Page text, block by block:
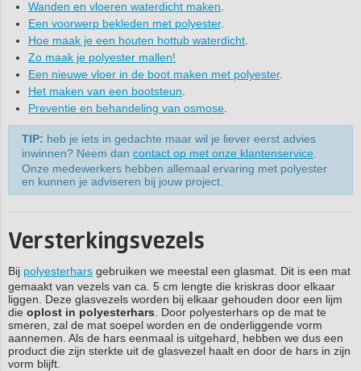
Wanden en vloeren waterdicht maken
Een voorwerp bekleden met polyester.
Hoe maak je een houten hottub waterdicht
Zo maak je polyester mallen!
Een nieuwe vloer in de boot maken met polyester.
Het maken van een bootsteun
Preventie en behandeling van osmose
TIP: heb je iets in gedachte maar wil je liever eerst advies
inwinnen? Neem dan contact op met onze klantenservice
Onze medewerkers hebben allemaal ervaring met polyester
en kunnen je adviseren bij jouw project.
Versterkingsvezels
Bij polyesterhars gebruiken we meestal een glasmat. Dit is een mat
gemaakt van vezels van ca. 5 cm lengte die kriskras door elkaar
liggen. Deze glasvezels worden bij elkaar gehouden door een lijm
die oplost in polyesterhars . Door polyesterhars op de mat te
smeren, zal de mat soepel worden en de onderliggende vorm
aannemen. Als de hars eenmaal is uitgehard, hebben we dus een
product die zijn sterkte uit de glasvezel haalt en door de hars in zijn
vorm blijft.